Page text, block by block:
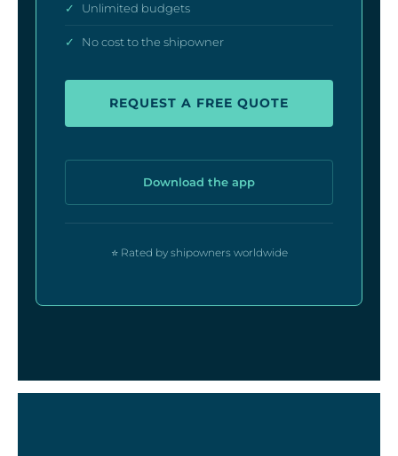
✓ Unlimited budgets
✓ No cost to the shipowner
REQUEST A FREE QUOTE
Download the app
⭐ Rated by shipowners worldwide